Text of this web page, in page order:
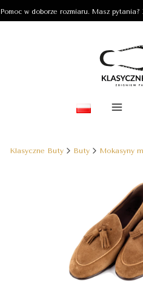
Pomoc w doborze rozmiaru. Masz
Klasyczne Buty Buty Mokasyny
Średnia ocena zakupów w